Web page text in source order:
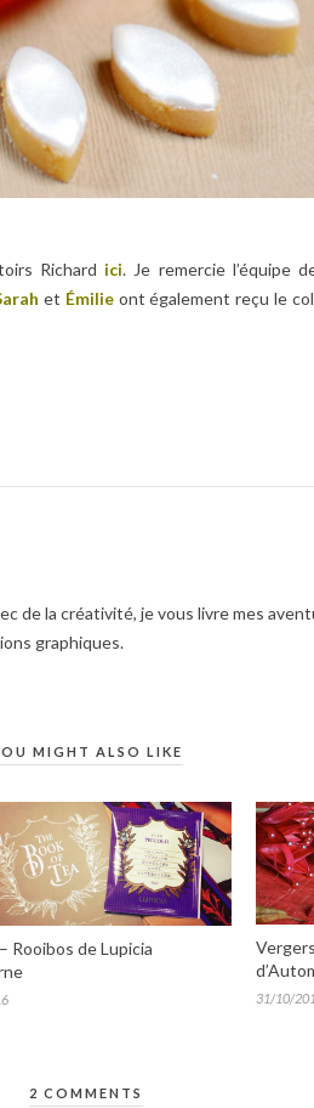
Richard ici. Je remercie l’équipe
et Émilieont également reçu le
de la créativité, je vous livre mes
graphiques.
MIGHT ALSO LIKE
Rooibos de Lupicia
31/10/
2 COMMENTS